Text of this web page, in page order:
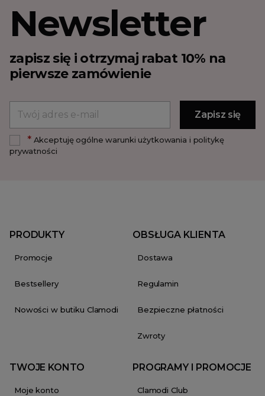
Newsletter
zapisz się i otrzymaj rabat 10% na
pierwsze zamówienie
*Akceptuję ogólne warunki użytkowania i politykę
prywatności
PRODUKTY
Promocje
Bestsellery
Nowości w butiku Clamodi
OBSŁUGA KLIENTA
Dostawa
Regulamin
Bezpieczne płatności
Zwroty
TWOJE KONTO
Moje konto
PROGRAMY I PROMOCJE
Clamodi Club